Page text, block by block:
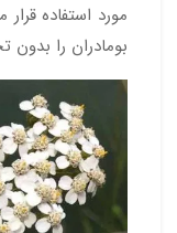
مورد استفاده
بومادران را